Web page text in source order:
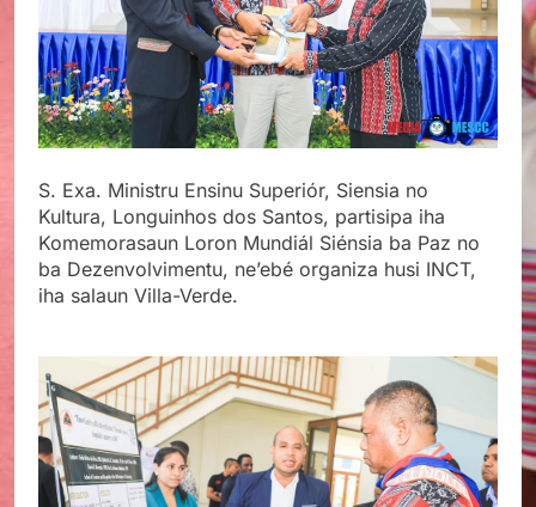
S. Exa. Ministru Ensinu Superiór, Siensia no
Kultura, Longuinhos dos Santos, partisipa iha
Komemorasaun Loron Mundiál Siénsia ba Paz no
ba Dezenvolvimentu, ne’ebé organiza husi INCT,
iha salaun Villa-Verde.